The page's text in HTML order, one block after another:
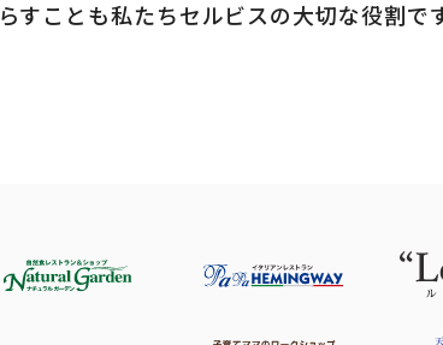
らすことも私たちセルビスの大切な役割で